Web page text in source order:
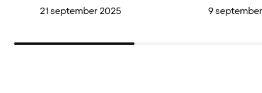
21 september 2025 9